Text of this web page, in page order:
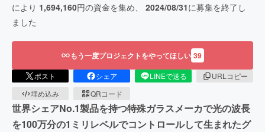
により 1,694,160円の資金を集め、 2024/08/31に募集を終了し
ました
もう一度プロジェクトをやってほしい 39
ポスト シェア LINEで送る
URLコピー
埋め込み
QRコード
世界シェアNo.1製品を持つ特殊ガラスメーカで光の波長
を100万分の1ミリレベルでコントロールして生まれたグ